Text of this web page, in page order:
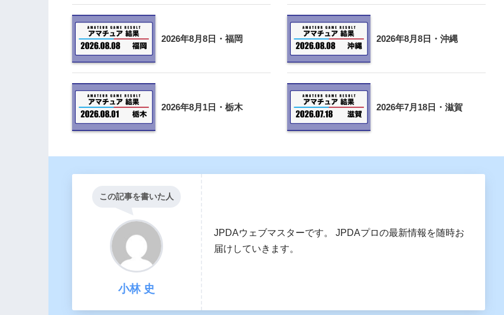
2026年8月8日・福岡 2026年8月8日・沖縄
2026年8月1日・栃木 2026年7月18日・滋賀
この記事を書いた人
小林 史
JPDAウェブマスターです。 JPDAプロの最新情報を随時お
届けしていきます。